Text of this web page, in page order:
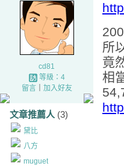
cd81
等級：4
留言｜ 加入好友
文章推薦人 (3)
黛比
八方
muguet
所
竟
相